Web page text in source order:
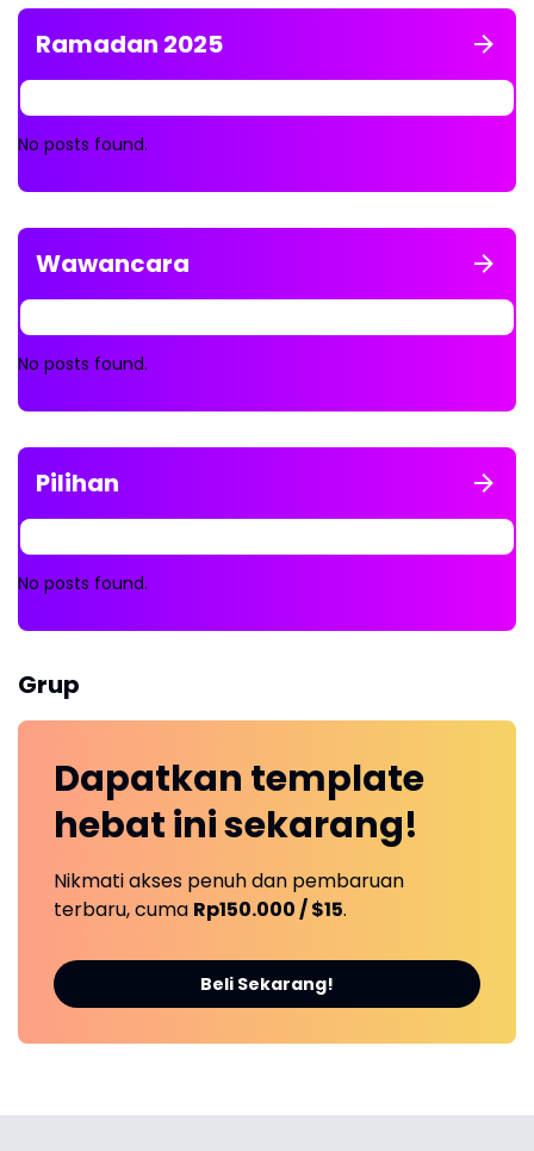
Ramadan 2025
No posts found.
Wawancara
No posts found.
Pilihan
No posts found.
Grup
Dapatkan template
hebat inisekarang!
Nikmati akses penuh dan pembaruan
terbaru, cuma Rp150.000 / $15.
Beli Sekarang!